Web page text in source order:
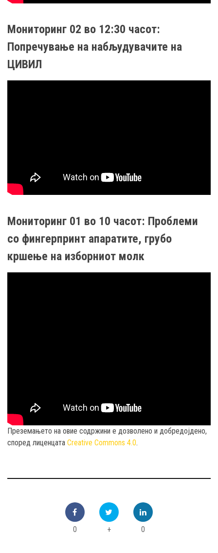
Мониторинг 02 во 12:30 часот:
Попречување на набљудувачите на
ЦИВИЛ
Мониторинг 01 во 10 часот: Проблеми
со фингерпринт апаратите, грубо
кршење на изборниот молк
Преземањето на овие содржини е дозволено и добредојдено,
според лиценцата Creative Commons 4.0.
0 + 0